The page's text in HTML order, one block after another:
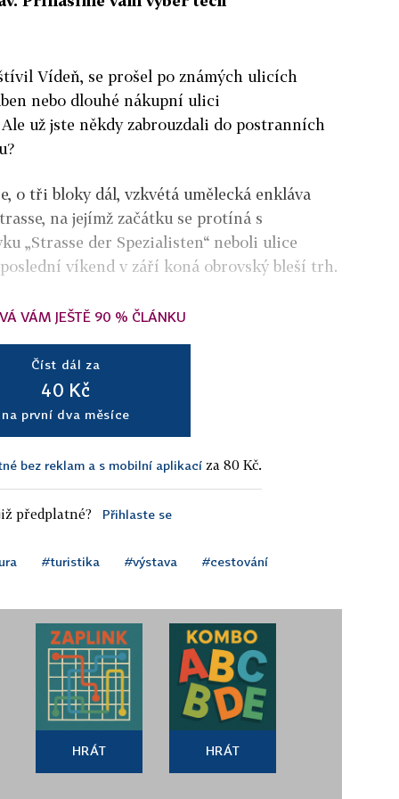
Vídeň, se prošel po známých ulicích
nebo dlouhé nákupní ulici
už jste někdy zabrouzdali do postranních
o tři bloky dál, vzkvétá umělecká enkláva
na jejímž začátku se protíná s
„Strasse der Spezialisten“ neboli ulice
víkend v září koná obrovský bleší trh.
VÁM JEŠTĚ 90 % ČLÁNKU
Číst dál za
40 Kč
na první dva měsíce
bez reklam a s mobilní aplikací za 80 Kč.
předplatné? Přihlaste se
#turistika #výstava #cestování
HRÁT HRÁT